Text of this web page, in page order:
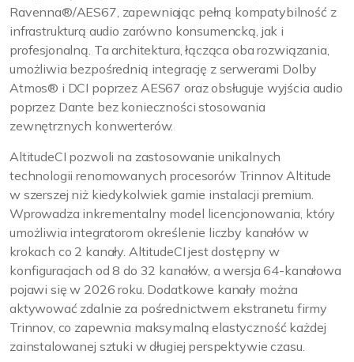
Ravenna®/AES67, zapewniając pełną kompatybilność z
infrastrukturą audio zarówno konsumencką, jak i
profesjonalną. Ta architektura, łącząca oba rozwiązania,
umożliwia bezpośrednią integrację z serwerami Dolby
Atmos® i DCI poprzez AES67 oraz obsługuje wyjścia audio
poprzez Dante bez konieczności stosowania
zewnętrznych konwerterów.
AltitudeCI pozwoli na zastosowanie unikalnych
technologii renomowanych procesorów Trinnov Altitude
w szerszej niż kiedykolwiek gamie instalacji premium.
Wprowadza inkrementalny model licencjonowania, który
umożliwia integratorom określenie liczby kanałów w
krokach co 2 kanały. AltitudeCI jest dostępny w
konfiguracjach od 8 do 32 kanałów, a wersja 64-kanałowa
pojawi się w 2026 roku. Dodatkowe kanały można
aktywować zdalnie za pośrednictwem ekstranetu firmy
Trinnov, co zapewnia maksymalną elastyczność każdej
zainstalowanej sztuki w długiej perspektywie czasu.